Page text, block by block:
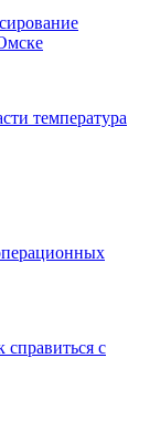
температура
с